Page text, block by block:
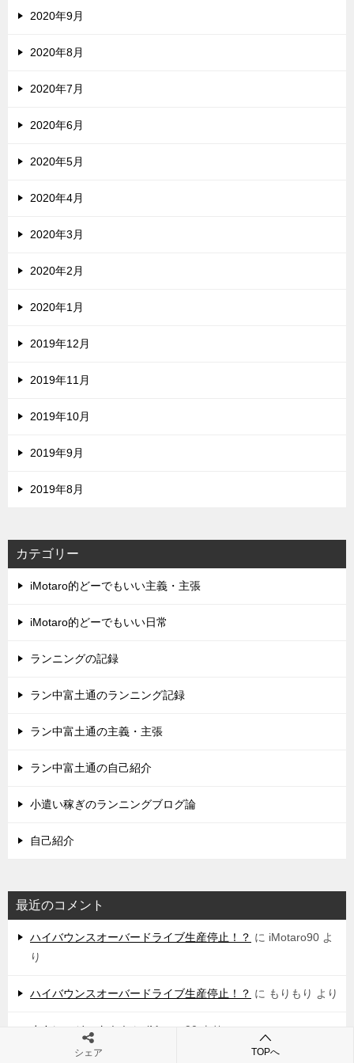
2020年9月
2020年8月
2020年7月
2020年6月
2020年5月
2020年4月
2020年3月
2020年2月
2020年1月
2019年12月
2019年11月
2019年10月
2019年9月
2019年8月
カテゴリー
iMotaro的どーでもいい主義・主張
iMotaro的どーでもいい日常
ランニングの記録
ラン中富土通のランニング記録
ラン中富土通の主義・主張
ラン中富土通の自己紹介
小遣い稼ぎのランニングブログ論
自己紹介
最近のコメント
ハイバウンスオーバードライブ生産停止！？ に iMotaro90 よ
り
ハイバウンスオーバードライブ生産停止！？ に もりもり より
まさにマジック！！ に iMotaro90 より
シェア TOPへ